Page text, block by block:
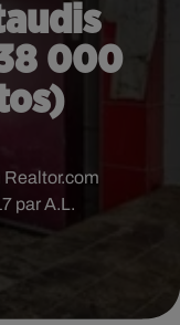
000
par A.L.